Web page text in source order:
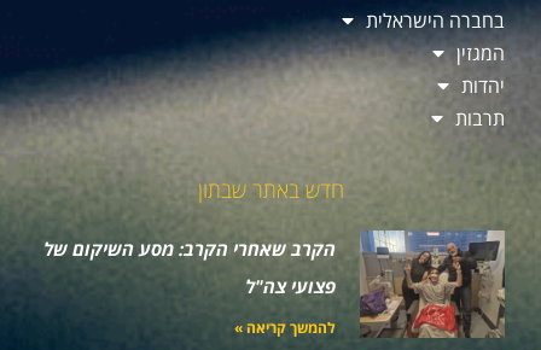
בחברה הישראלית
המגזין
יהדות
תרבות
חדש באתר שבתון
הקרב שאחרי הקרב: מסע השיקום של
פצועי צה"ל
להמשך קריאה »